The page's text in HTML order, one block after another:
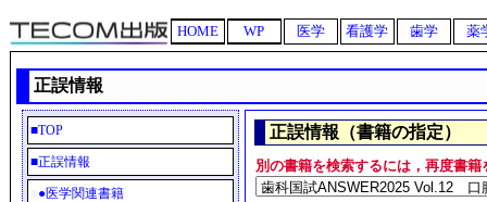
HOME WP 医学 看護学 歯学 薬
正誤情報
■TOP
■正誤情報
●医学関連書籍
正誤情報（書籍の指定）
別の書籍を検索するには，再度書籍